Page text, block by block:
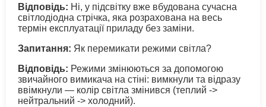
Відповідь: Ні, у підсвітку вже вбудована сучасна
світлодіодна стрічка, яка розрахована на весь
термін експлуатації приладу без заміни.
Запитання: Як перемикати режими світла?
Відповідь: Режими змінюються за допомогою
звичайного вимикача на стіні: вимкнули та відразу
ввімкнули — колір світла змінився (теплий ->
нейтральний -> холодний).